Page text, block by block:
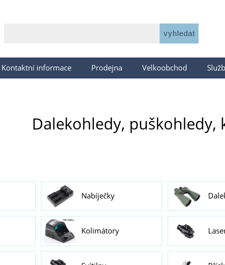
Kontaktní informace Prodejna Velkoobchod
Dalekohledy, puškohledy,
Nabíječky
Kolimátory